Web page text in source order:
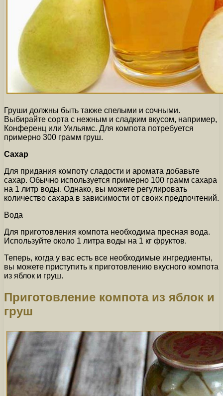
Груши должны быть также спелыми и сочными.
Выбирайте сорта с нежным и сладким вкусом, например,
Конференц или Уильямс. Для компота потребуется
примерно 300 грамм груш.
Сахар
Для придания компоту сладости и аромата добавьте
сахар. Обычно используется примерно 100 грамм сахара
на 1 литр воды. Однако, вы можете регулировать
количество сахара в зависимости от своих предпочтений.
Вода
Для приготовления компота необходима пресная вода.
Используйте около 1 литра воды на 1 кг фруктов.
Теперь, когда у вас есть все необходимые ингредиенты,
вы можете приступить к приготовлению вкусного компота
из яблок и груш.
Приготовление компота из яблок и
груш